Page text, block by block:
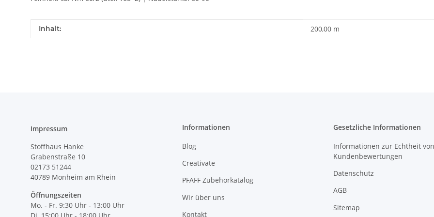
Produkteigenschaft
Wert
Inhalt: 200,00 m
Impressum
Stoffhaus Hanke
Grabenstraße 10
02173 51244
40789 Monheim am Rhein
Öffnungszeiten
Mo. - Fr. 9:30 Uhr - 13:00 Uhr
Informationen
Blog
Creativate
PFAFF Zubehörkatalog
Wir über uns
Kontakt
Gesetzliche Informationen
Informationen zur Echtheit von
Kundenbewertungen
Datenschutz
AGB
Sitemap